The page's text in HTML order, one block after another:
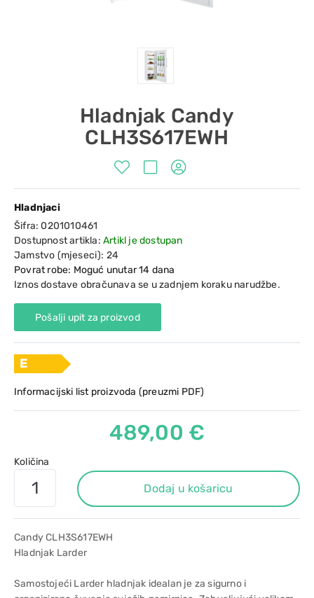
Hladnjak Candy
CLH3S617EWH
Hladnjaci
Šifra:0201010461
Dostupnost artikla: Artikl je dostupan
Jamstvo (mjeseci): 24
Povrat robe: Moguć unutar 14 dana
Iznos dostave obračunava se u zadnjem koraku narudžbe.
Pošalji upit za proizvod
E
Informacijski list proizvoda (preuzmi PDF)
489,00 €
Količina
Dodaj u košaricu
Candy CLH3S617EWH
Hladnjak Larder
Samostojeći Larder hladnjak idealan je za sigurno i